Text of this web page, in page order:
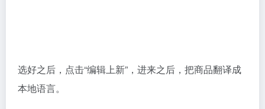
选好之后，点击“编辑上新”，进来之后，把商品翻译成
本地语言。